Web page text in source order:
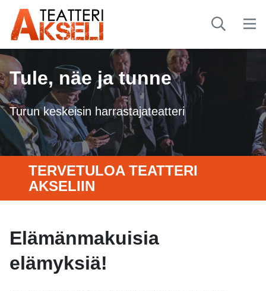
Tule, näe ja tunne
Turun keskeisin harrastajateatteri
TERVETULOA TEATTERI
AKSELIIN
Elämänmakuisia
elämyksiä!